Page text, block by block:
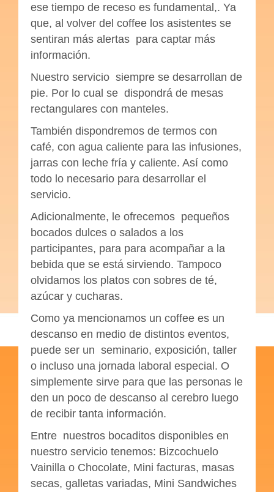
ese tiempo de receso es fundamental,. Ya
que, al volver del coffee los asistentes se
sentiran más alertas para captar más
información.
Nuestro servicio siempre se desarrollan de
pie. Por lo cual se dispondrá de mesas
rectangulares con manteles.
También dispondremos de termos con
café, con agua caliente para las infusiones,
jarras con leche fría y caliente. Así como
todo lo necesario para desarrollar el
servicio.
Adicionalmente, le ofrecemos pequeños
bocados dulces o salados a los
participantes, para para acompañar a la
bebida que se está sirviendo. Tampoco
olvidamos los platos con sobres de té,
azúcar y cucharas.
Como ya mencionamos un coffee es un
descanso en medio de distintos eventos,
puede ser un seminario, exposición, taller
o incluso una jornada laboral especial. O
simplemente sirve para que las personas le
den un poco de descanso al cerebro luego
de recibir tanta información.
Entre nuestros bocaditos disponibles en
nuestro servicio tenemos: Bizcochuelo
Vainilla o Chocolate, Mini facturas, masas
secas, galletas variadas, Mini Sandwiches